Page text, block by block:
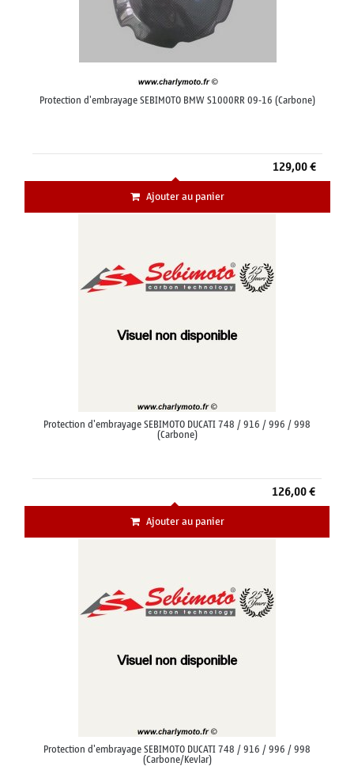
Protection d'embrayage SEBIMOTO BMW S1000RR 09-16 (Carbone)
129,00 €
Ajouter au panier
Protection d'embrayage SEBIMOTO DUCATI 748 / 916 / 996 / 998
(Carbone)
126,00 €
Ajouter au panier
Protection d'embrayage SEBIMOTO DUCATI 748 / 916 / 996 / 998
(Carbone/Kevlar)